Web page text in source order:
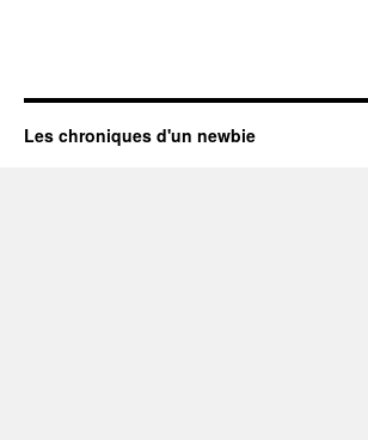
Les chroniques d'un newbie